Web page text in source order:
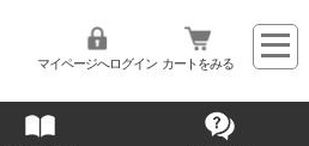
マイページへログイン カートをみる